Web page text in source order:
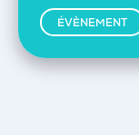
ÉVÈNEMENT